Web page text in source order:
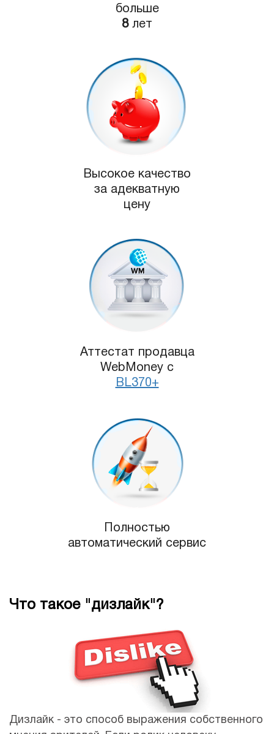
больше
8лет
Высокое качество
за адекватную
цену
Аттестат продавца
WebMoney с
BL370+
Полностью
автоматический сервис
Что такое "дизлайк"?
Дизлайк - это способ выражения собственного